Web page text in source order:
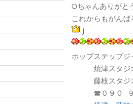
Oちゃんありがと
これからもがんば
J
ホップステップ
焼津スタジオ
藤枝スタジオ
☎︎０９０−９